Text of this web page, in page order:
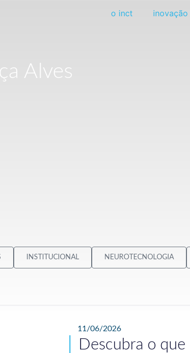
o inct
Alves
INSTITUCIONAL NEUROTECNOLOGIA
11/06/2026
Descubra o